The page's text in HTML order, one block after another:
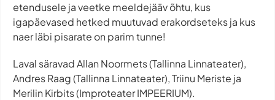
etendusele ja veetke meeldejääv õhtu, kus
igapäevased hetked muutuvad erakordseteks ja kus
naer läbi pisarate on parim tunne!
Laval säravad Allan Noormets (Tallinna Linnateater),
Andres Raag (Tallinna Linnateater), Triinu Meriste ja
Merilin Kirbits (Improteater IMPEERIUM).